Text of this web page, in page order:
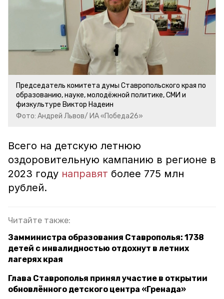
Председатель комитета думы Ставропольского края по
образованию, науке, молодёжной политике, СМИ и
физкультуре Виктор Надеин
Фото: Андрей Львов/ ИА «Победа26»
Всего на детскую летнюю
оздоровительную кампанию в регионе в
2023 году направят более 775 млн
рублей.
Читайте также:
Замминистра образования Ставрополья: 1738
детей с инвалидностью отдохнут в летних
лагерях края
Глава Ставрополья принял участие в открытии
обновлённого детского центра «Гренада»